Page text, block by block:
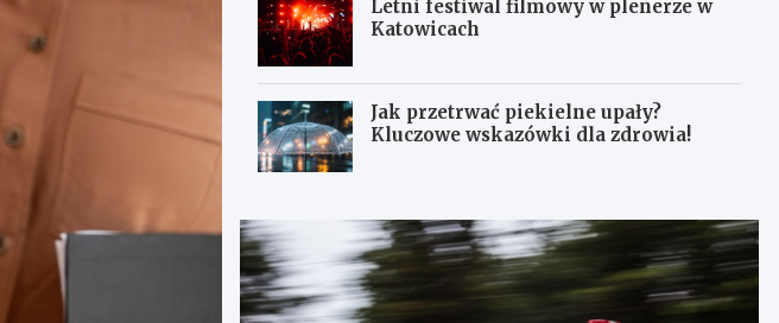
Letni festiwal filmowy w plenerze w
Katowicach
Jak przetrwać piekielne upały?
Kluczowe wskazówki dla zdrowia!